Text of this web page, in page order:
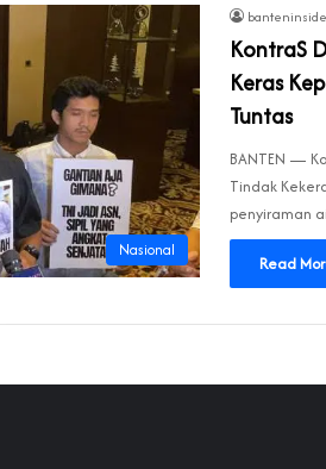
Nasional
banteninside
KontraS
Keras
Tuntas
BANTEN —
Tindak
penyiraman
Read